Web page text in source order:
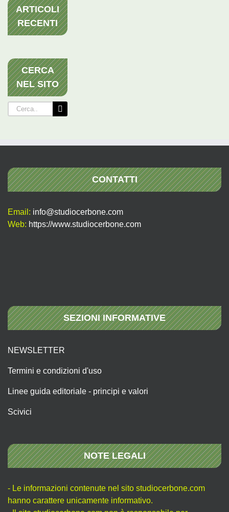
ARTICOLI
RECENTI
CERCA
NEL SITO
Cerca
per:
CONTATTI
Email: info@studiocerbone.com
Web: https://www.studiocerbone.com
SEZIONI INFORMATIVE
NEWSLETTER
Termini e condizioni d'uso
Linee guida editoriale - principi e valori
Scivici
NOTE LEGALI
- Le informazioni contenute nel sito studiocerbone.com
hanno carattere unicamente informativo.